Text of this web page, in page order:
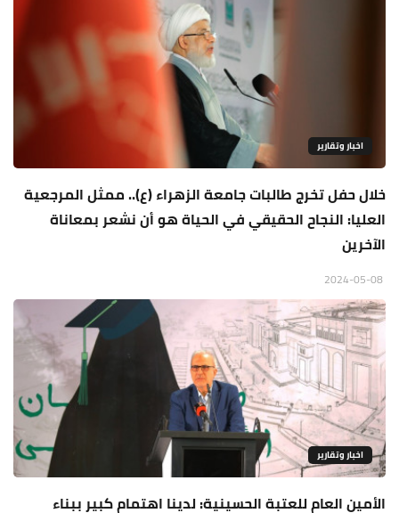
اخبار وتقارير
خلال حفل تخرج طالبات جامعة الزهراء (ع).. ممثل المرجعية
العليا: النجاح الحقيقي في الحياة هو أن نشعر بمعاناة
الآخرين
اخبار وتقارير
الأمين العام للعتبة الحسينية: لدينا اهتمام كبير ببناء